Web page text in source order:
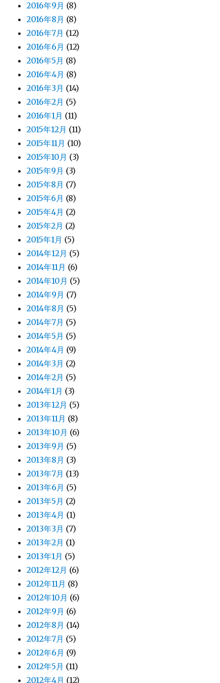
2016年9月 (8)
2016年8月 (8)
2016年7月 (12)
2016年6月 (12)
2016年5月 (8)
2016年4月 (8)
2016年3月 (14)
2016年2月 (5)
2016年1月 (11)
2015年12月 (11)
2015年11月 (10)
2015年10月 (3)
2015年9月 (3)
2015年8月 (7)
2015年6月 (8)
2015年4月 (2)
2015年2月 (2)
2015年1月 (5)
2014年12月 (5)
2014年11月 (6)
2014年10月 (5)
2014年9月 (7)
2014年8月 (5)
2014年7月 (5)
2014年5月 (5)
2014年4月 (9)
2014年3月 (2)
2014年2月 (5)
2014年1月 (3)
2013年12月 (5)
2013年11月 (8)
2013年10月 (6)
2013年9月 (5)
2013年8月 (3)
2013年7月 (13)
2013年6月 (5)
2013年5月 (2)
2013年4月 (1)
2013年3月 (7)
2013年2月 (1)
2013年1月 (5)
2012年12月 (6)
2012年11月 (8)
2012年10月 (6)
2012年9月 (6)
2012年8月 (14)
2012年7月 (5)
2012年6月 (9)
2012年5月 (11)
2012年4月 (12)